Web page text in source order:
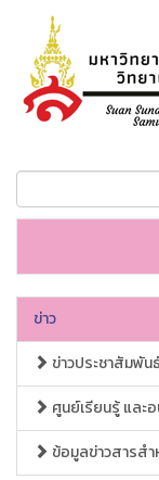
ข่าว
ข่าวประชาสัมพัน
ศูนย์เรียนรู้ และ
ข้อมูลข่าวสารส